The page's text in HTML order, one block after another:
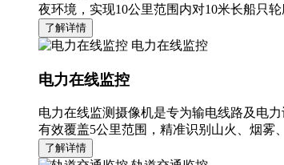
夜环境，实现10公里范围内对10米长船只
了解详情
电力在线监控
电力在线监控
电力在线监测摄像机是专为输电线路及电
有效覆盖5公里范围，精准识别山火、烟雾
了解详情